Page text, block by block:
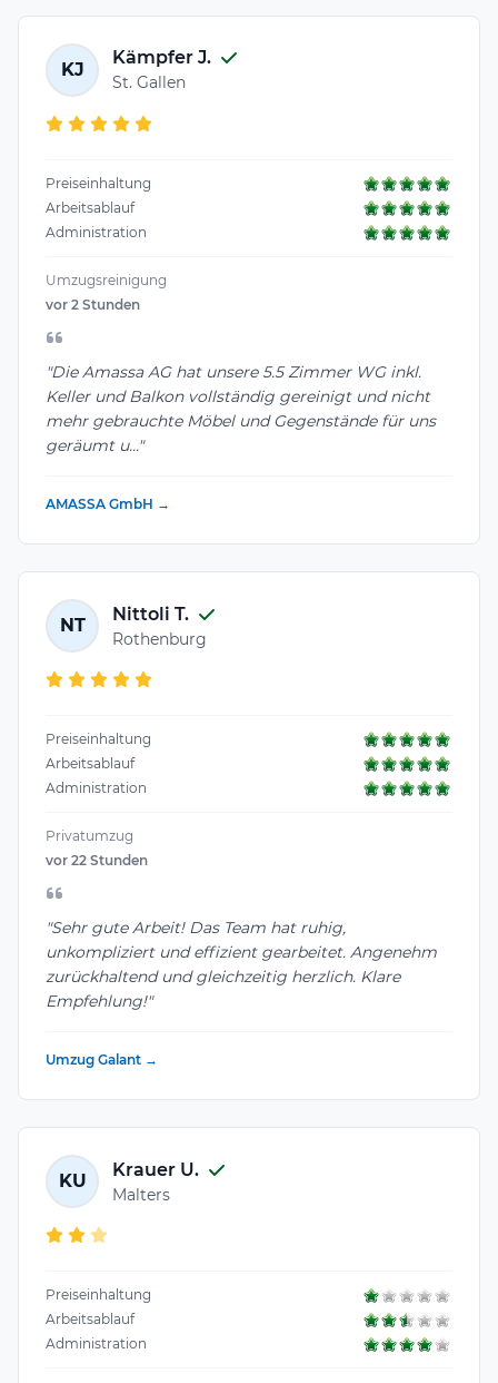
KJ
Kämpfer J.
St. Gallen
Preiseinhaltung
Arbeitsablauf
Administration
Umzugsreinigung
vor 2 Stunden
"Die Amassa AG hat unsere 5.5 Zimmer WG inkl.
Keller und Balkon vollständig gereinigt und nicht
mehr gebrauchte Möbel und Gegenstände für uns
geräumt u..."
AMASSA GmbH →
NT
Nittoli T.
Rothenburg
Preiseinhaltung
Arbeitsablauf
Administration
Privatumzug
vor 22 Stunden
"Sehr gute Arbeit! Das Team hat ruhig,
unkompliziert und effizient gearbeitet. Angenehm
zurückhaltend und gleichzeitig herzlich. Klare
Empfehlung!"
Umzug Galant →
KU
Krauer U.
Malters
Preiseinhaltung
Arbeitsablauf
Administration